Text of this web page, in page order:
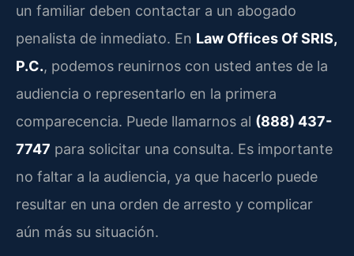
un familiar deben contactar a un abogado
penalista de inmediato. En Law Offices Of SRIS,
P.C., podemos reunirnos con usted antes de la
audiencia o representarlo en la primera
comparecencia. Puede llamarnos al (888) 437-
7747 para solicitar una consulta. Es importante
no faltar a la audiencia, ya que hacerlo puede
resultar en una orden de arresto y complicar
aún más su situación.